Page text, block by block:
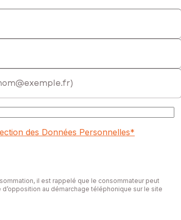
des Données Personnelles*
il est rappelé que le consommateur peut
au démarchage téléphonique sur le site